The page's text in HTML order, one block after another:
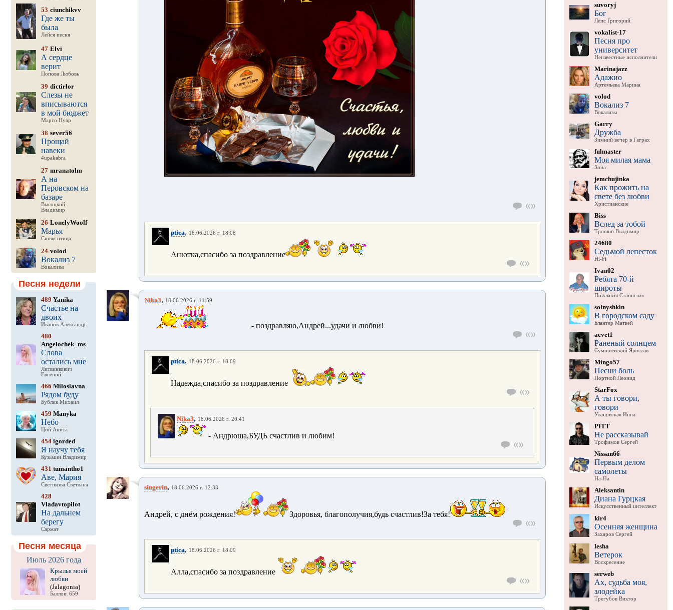
53 ciunchikvv
Где же ты
была
Лейся песня
47 Elvi
А сердце
верит
Попова Любовь
39 dictirlor
Слезы не
вписываются
в мой бюджет
Марго Нуар
38 sever56
Прощай
навеки
4upakabra
27 mranatolm
А на
Перовском на
базаре
Высоцкий
Владимир
26 LonelyWoolf
Марья
Синяя птица
24 volod
Вокализ 7
Вокализы
Песня недели
489 Yanika
Счастье на
двоих
Иванов Александр
480
Angelochek_ms
Слова
остались мне
Литвинкович
Евгений
466 Miloslavna
Рядом буду
Бублик Михаил
459 Manyka
Небо
Цой Анита
454igorded
Я научу тебя
Кузьмин Владимир
431 tumantho1
Аве, Мария
Светикова Светлана
428
Vladavtopilot
На дальнем
берегу
Сармат
Песня месяца
Июль 2026 года
Крылья моей
любви
(Jalagonia)
Баллов: 659
ptica, 18.06.2026 г. 18:08
Анютка,спасибо за поздравление
Nika3, 18.06.2026 г. 11:59
- поздравляю,Андрей...удачи и любви!
ptica, 18.06.2026 г. 18:09
Надежда,спасибо за поздравление
Nika3, 18.06.2026 г. 20:41
- Андрюша,БУДЬ счастлив и любим!
singerin, 18.06.2026 г. 12:33
Андрей, с днём рождения! Здоровья, благополучия,будь счастлив!За тебя!
ptica, 18.06.2026 г. 18:09
Алла,спасибо за поздравление
suvoryj
Бог
Лепс Григорий
vokalist-17
Песня про
университет
Неизвестные исполнители
Marinajazz
Адажио
Артемьева Марина
volod
Вокализ 7
Вокализы
Garry
Дружба
Зимний вечер в Гаграх
fulmaster
Моя милая мама
Зона
jemchujinka
Как прожить на
свете без любви
Христианские
Biss
Вслед за тобой
Трошин Владимир
24680
Седьмой лепесток
Hi-Fi
Ivan02
Ребята 70-й
широты
Пожлаков Станислав
solnyshkin
В городском саду
Блантер Матвей
acvet1
Раненый солнцем
Сумишевский Ярослав
Mingo57
Песни боль
Портной Леонид
StarFox
А ты говори,
говори
Улановская Инна
PITT
Не рассказывай
Трофимов Сергей
Nissan66
Первым делом
самолеты
На-На
Aleksantin
Диана Гурцкая
Искусственный интеллект
kir4
Осенняя женщина
Захаров Сергей
lesha
Ветерок
Воскресение
serweb
Ах, судьба моя,
злодейка
Трегубов Виктор